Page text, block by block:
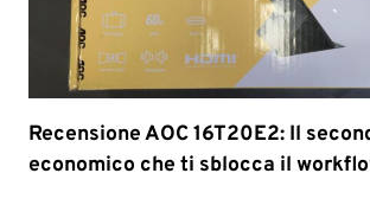
Recensione AOC 16T20E2: Il
economico che ti sblocca il